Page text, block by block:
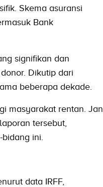
Skema asuransi
Bank
signifikan dan
Dikutip dari
beberapa dekade.
masyarakat rentan. Jan
tersebut,
ini.
data IRFF,